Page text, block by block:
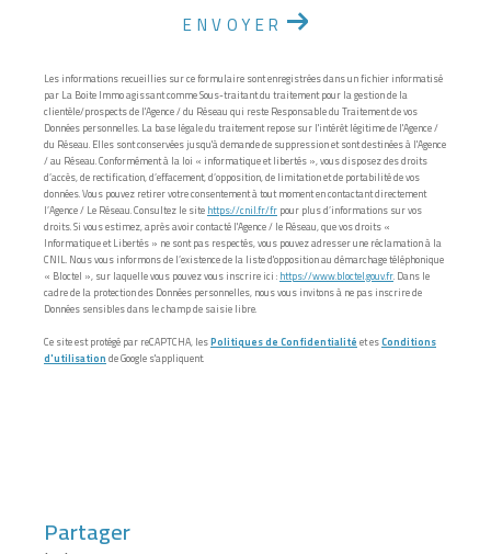
ENVOYER
Les informations recueillies sur ce formulaire sont enregistrées dans un fichier informatisé
par La Boite Immo agissant comme Sous-traitant du traitement pour la gestion de la
clientèle/prospects de l'Agence / du Réseau qui reste Responsable du Traitement de vos
Données personnelles. La base légale du traitement repose sur l'intérêt légitime de l'Agence /
du Réseau. Elles sont conservées jusqu'à demande de suppression et sont destinées à l'Agence
/ au Réseau. Conformément à la loi « informatique et libertés », vous disposez des droits
d’accès, de rectification, d’effacement, d’opposition, de limitation et de portabilité de vos
données. Vous pouvez retirer votre consentement à tout moment en contactant directement
l’Agence / Le Réseau. Consultez le sitehttps://cnil.fr/frpour plus d’informations sur vos
droits. Si vous estimez, après avoir contacté l'Agence / le Réseau, que vos droits «
Informatique et Libertés » ne sont pas respectés, vous pouvez adresser une réclamation à la
CNIL. Nous vous informons de l’existence de la liste d'opposition au démarchage téléphonique
« Bloctel », sur laquelle vous pouvez vous inscrire ici :https://www.bloctel.gouv.fr. Dans le
cadre de la protection des Données personnelles, nous vous invitons à ne pas inscrire de
Données sensibles dans le champ de saisie libre.
Ce site est protégé par reCAPTCHA, lesPolitiques de Confidentialitéet esConditions
d'utilisationde Google s'appliquent.
partager